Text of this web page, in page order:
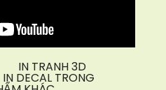
IN TRANH 3D
IN DECAL TRONG